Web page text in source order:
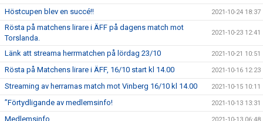
Höstcupen blev en succé!! 2021-10-24 18:37
Rösta på matchens lirare i ÄFF på dagens match mot
Torslanda.
2021-10-23 12:41
Länk att streama herrmatchen på lördag 23/10 2021-10-21 10:51
Rösta på Matchens lirare i ÄFF, 16/10 start kl 14.00 2021-10-16 12:23
Streaming av herrarnas match mot Vinberg 16/10 kl 14.00 2021-10-15 10:11
”Förtydligande av medlemsinfo! 2021-10-13 13:31
Medlemsinfo 2021-10-13 06:48